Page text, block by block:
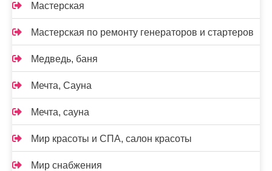
Мастерская
Мастерская по ремонту генераторов и стартеров
Медведь, баня
Мечта, Сауна
Мечта, сауна
Мир красоты и СПА, салон красоты
Мир снабжения